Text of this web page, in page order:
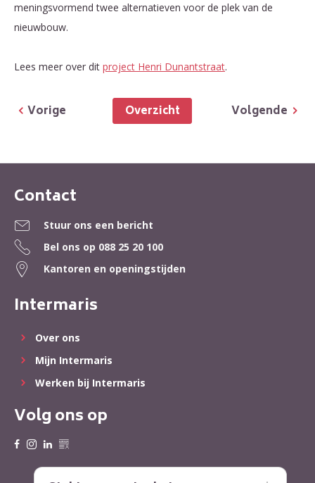
meningsvormend twee alternatieven voor de plek van de
nieuwbouw.
Lees meer over dit project Henri Dunantstraat.
Volgende
Overzicht
Vorige
Contactinformatie
Contact
Stuur ons een bericht
Bel ons op 088 25 20 100
Kantoren en openingstijden
Intermaris
Over ons
Mijn Intermaris
Werken bij Intermaris
Volg ons op